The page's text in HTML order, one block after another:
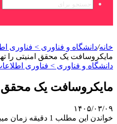
خانه/دانشگاه و فناوری > فناوری
مایکروسافت یک محقق امنیتی را
دانشگاه و فناوری > فناوری
مایکروسافت یک محقق
۱۴۰۵/۰۳/۰۹
خواندن این مطلب 1 دقیقه زمان میبرد